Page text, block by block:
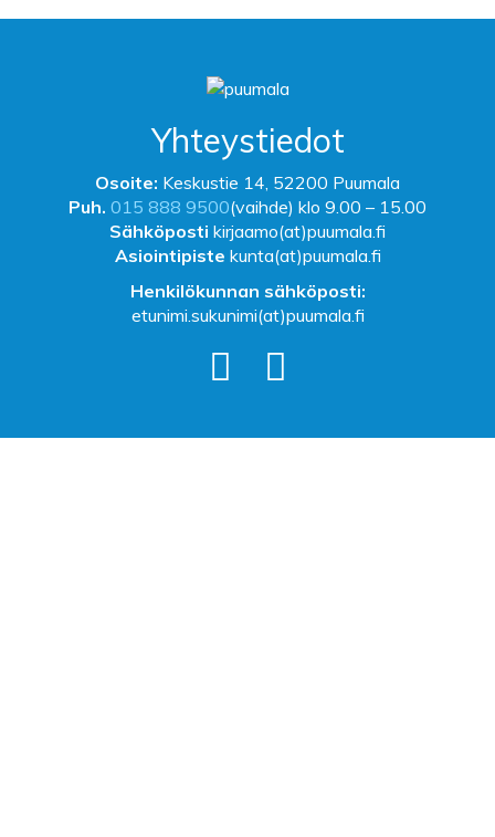
Yhteystiedot
Osoite: Keskustie 14, 52200 Puumala
Puh. 015 888 9500(vaihde) klo 9.00 – 15.00
Sähköposti kirjaamo(at)puumala.fi
Asiointipiste kunta(at)puumala.fi
Henkilökunnan sähköposti:
etunimi.sukunimi(at)puumala.fi